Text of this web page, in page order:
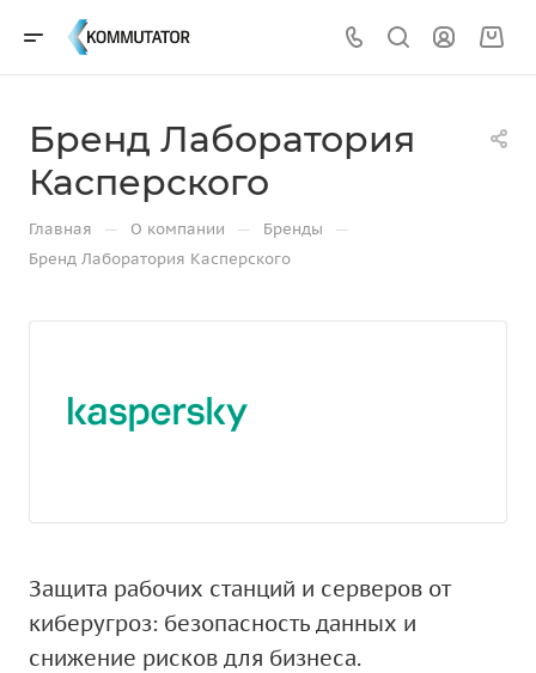
Бренд Лаборатория
Касперского
Главная — О компании — Бренды —
Бренд Лаборатория Касперского
Защита рабочих станций и серверов от
киберугроз: безопасность данных и
снижение рисков для бизнеса.